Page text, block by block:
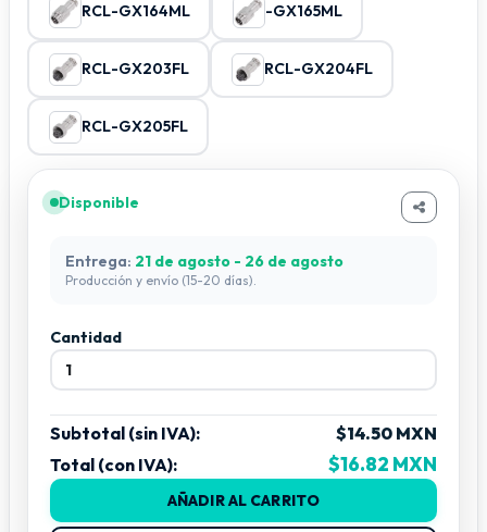
RCL-GX164ML -GX165ML
RCL-GX203FL RCL-GX204FL
RCL-GX205FL
Disponible
Entrega: 21 de agosto - 26 de agosto
Producción y envío (15-20 días).
Cantidad
Subtotal (sin IVA):
$14.50 MXN
Total (con IVA):
$16.82 MXN
AÑADIR AL CARRITO